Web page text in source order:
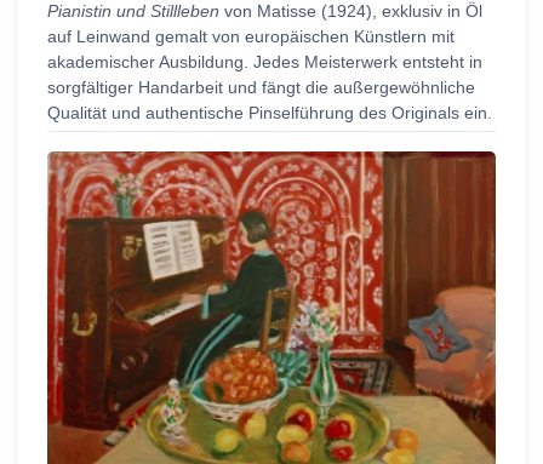
Pianistin und Stillleben von Matisse (1924), exklusiv in Öl
auf Leinwand gemalt von europäischen Künstlern mit
akademischer Ausbildung. Jedes Meisterwerk entsteht in
sorgfältiger Handarbeit und fängt die außergewöhnliche
Qualität und authentische Pinselführung des Originals ein.